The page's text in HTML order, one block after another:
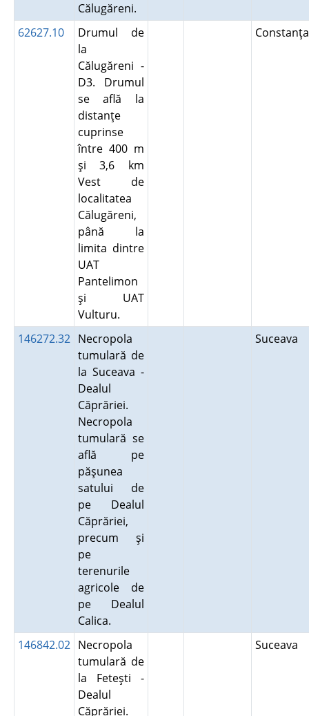
Călugăreni.
62627.10
Drumul de
la
Călugăreni -
D3. Drumul
se află la
distanţe
cuprinse
între 400 m
şi 3,6 km
Vest de
localitatea
Călugăreni,
până la
limita dintre
UAT
Pantelimon
şi UAT
Vulturu.
Constanţa
146272.32 Necropola
tumulară de
la Suceava -
Dealul
Căprăriei.
Necropola
tumulară se
află pe
păşunea
satului de
pe Dealul
Căprăriei,
precum şi
pe
terenurile
agricole de
pe Dealul
Calica.
Suceava
146842.02 Necropola
tumulară de
la Feteşti -
Dealul
Căprăriei.
Suceava